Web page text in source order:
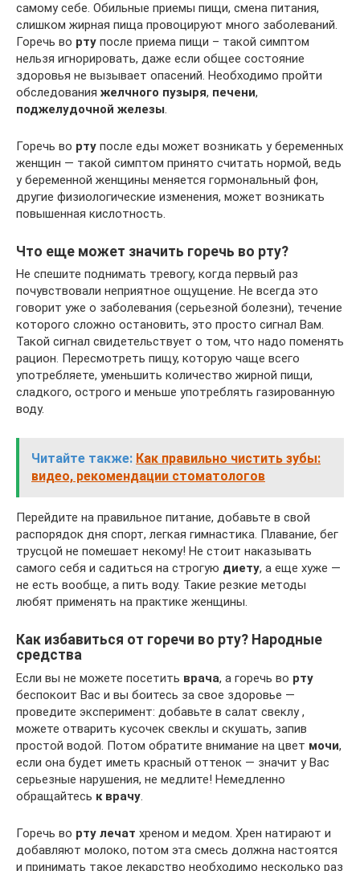
самому себе. Обильные приемы пищи, смена питания,
слишком жирная пища провоцируют много заболеваний.
Горечь во рту после приема пищи – такой симптом
нельзя игнорировать, даже если общее состояние
здоровья не вызывает опасений. Необходимо пройти
обследования желчного пузыря, печени,
поджелудочной железы.
Горечь во рту после еды может возникать у беременных
женщин — такой симптом принято считать нормой, ведь
у беременной женщины меняется гормональный фон,
другие физиологические изменения, может возникать
повышенная кислотность.
Что еще может значить горечь во рту?
Не спешите поднимать тревогу, когда первый раз
почувствовали неприятное ощущение. Не всегда это
говорит уже о заболевания (серьезной болезни), течение
которого сложно остановить, это просто сигнал Вам.
Такой сигнал свидетельствует о том, что надо поменять
рацион. Пересмотреть пищу, которую чаще всего
употребляете, уменьшить количество жирной пищи,
сладкого, острого и меньше употреблять газированную
воду.
Читайте также: Как правильно чистить зубы:
видео, рекомендации стоматологов
Перейдите на правильное питание, добавьте в свой
распорядок дня спорт, легкая гимнастика. Плавание, бег
трусцой не помешает некому! Не стоит наказывать
самого себя и садиться на строгую диету, а еще хуже —
не есть вообще, а пить воду. Такие резкие методы
любят применять на практике женщины.
Как избавиться от горечи во рту? Народные
средства
Если вы не можете посетить врача, а горечь во рту
беспокоит Вас и вы боитесь за свое здоровье —
проведите эксперимент: добавьте в салат свеклу ,
можете отварить кусочек свеклы и скушать, запив
простой водой. Потом обратите внимание на цвет мочи,
если она будет иметь красный оттенок — значит у Вас
серьезные нарушения, не медлите! Немедленно
обращайтесь к врачу
Горечь во рту лечат хреном и медом. Хрен натирают и
добавляют молоко, потом эта смесь должна настоятся
и принимать такое лекарство необходимо несколько раз